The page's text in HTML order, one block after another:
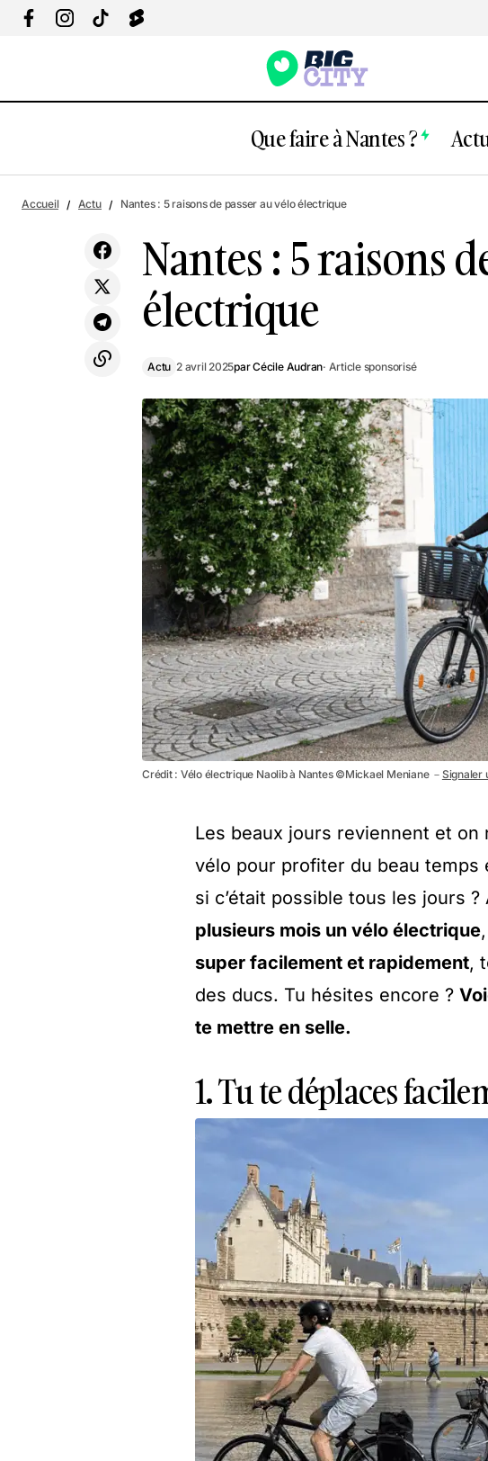
Que faire à Nantes ?
transformé en friche artistique, solidaire
et environnementale
Accueil Actu Nantes : 5 raisons de passer au vélo électrique
Nantes : 5 raisons
électrique
Actu 2 avril 2025parCécile Audran· Article sponsorisé
Crédit : Vélo électrique Naolib à Nantes ©Mickael Meniane － Signaler
Les beaux jours reviennent et on
vélo pour profiter du beau temps
si c’était possible tous les jours ?
plusieurs mois un vélo électrique
super facilement et rapidement,
des ducs. Tu hésites encore ?
te mettre en selle.
1. Tu te déplaces